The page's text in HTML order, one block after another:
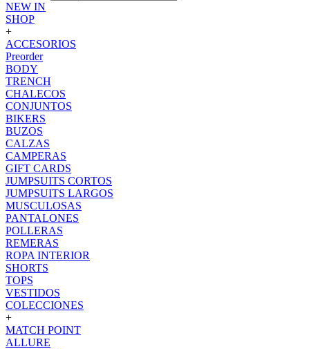
NEW IN
SHOP
+
ACCESORIOS
Preorder
BODY
TRENCH
CHALECOS
CONJUNTOS
BIKERS
BUZOS
CALZAS
CAMPERAS
GIFT CARDS
JUMPSUITS CORTOS
JUMPSUITS LARGOS
MUSCULOSAS
PANTALONES
POLLERAS
REMERAS
ROPA INTERIOR
SHORTS
TOPS
VESTIDOS
COLECCIONES
+
MATCH POINT
ALLURE